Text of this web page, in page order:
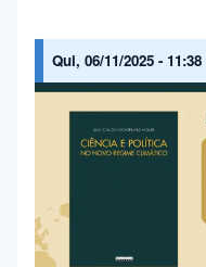
Qui, 06/11/2025 - 11:38